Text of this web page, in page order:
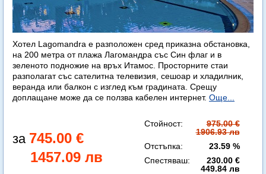
Хотел Lagomandra е разположен сред приказна обстановка,
на 200 метра от плажа Лагомандра със Син флаг и в
зеленото подножие на връх Итамос. Просторните стаи
разполагат със сателитна телевизия, сешоар и хладилник,
веранда или балкон с изглед към градината. Срещу
доплащане може да се ползва кабелен интернет. Още...
745.00 €
1457.09 лв
Стойност:
975.00 €
1906.93 лв
Отстъпка:
23.59 %
Спестяваш:
230.00 €
449.84 лв